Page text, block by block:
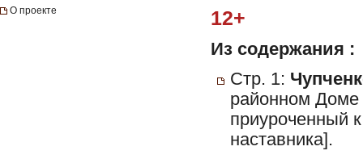
О проекте
12+
Из содержания :
Стр. 1:
районном Доме
приуроченный
наставника].